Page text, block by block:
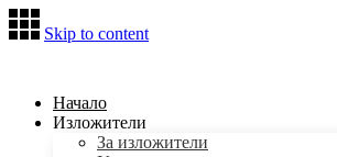
Skip to content
Начало
Изложители
За изложители